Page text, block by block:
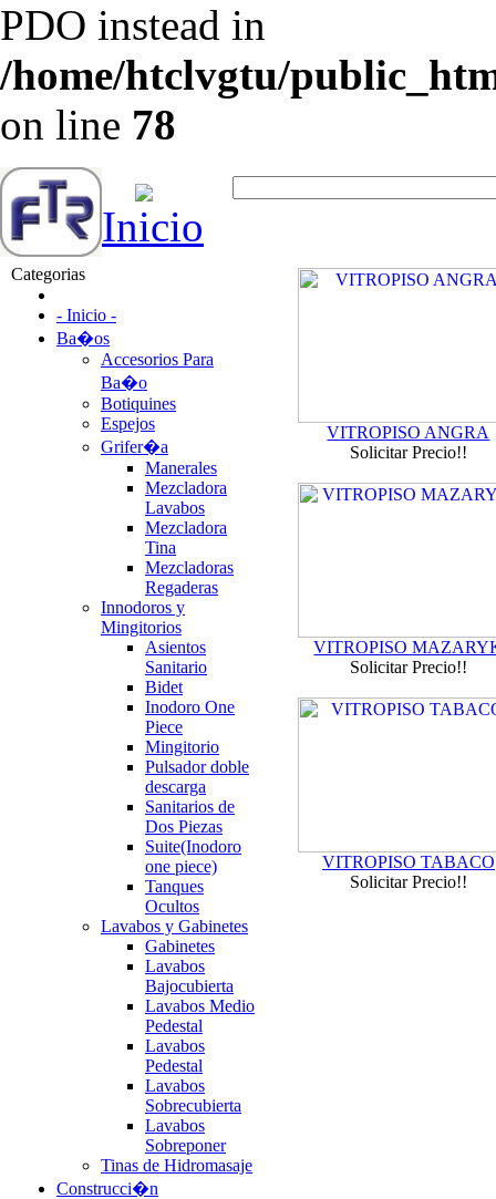
PDO instead in
/home/htclvgtu/
on line 78
Inicio
Categorias
- Inicio -
Ba�os
Accesorios Para
Ba�o
Botiquines
Espejos
Grifer�a
Manerales
Mezcladora
Lavabos
Mezcladora
Tina
Mezcladoras
Regaderas
Innodoros y
Mingitorios
Asientos
Sanitario
Bidet
Inodoro One
Piece
Mingitorio
Pulsador doble
descarga
Sanitarios de
Dos Piezas
Suite(Inodoro
one piece)
Tanques
Ocultos
Lavabos y Gabinetes
Gabinetes
Lavabos
Bajocubierta
Lavabos Medio
Pedestal
Lavabos
Pedestal
Lavabos
Sobrecubierta
Lavabos
Sobreponer
Tinas de Hidromasaje
Construcci�n
VITROPISO ANGRA
Solicitar Precio!!
VITROPISO
Solicitar Precio!!
VITROPISO TABACO
Solicitar Precio!!